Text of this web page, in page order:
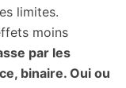
limites.
moins
par les
binaire. Oui ou